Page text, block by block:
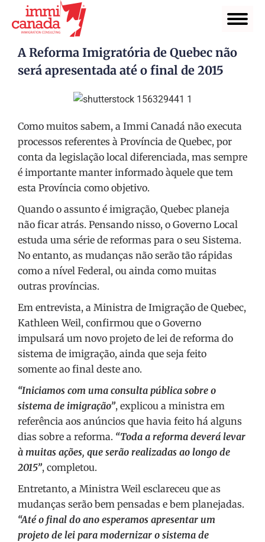
A Reforma Imigratória de Quebec não
será apresentada até o final de 2015
Como muitos sabem, a Immi Canadá não executa
processos referentes à Província de Quebec, por
conta da legislação local diferenciada, mas sempre
é importante manter informado àquele que tem
esta Província como objetivo.
Quando o assunto é imigração, Quebec planeja
não ficar atrás. Pensando nisso, o Governo Local
estuda uma série de reformas para o seu Sistema.
No entanto, as mudanças não serão tão rápidas
como a nível Federal, ou ainda como muitas
outras províncias.
Em entrevista, a Ministra de Imigração de Quebec,
Kathleen Weil, confirmou que o Governo
impulsará um novo projeto de lei de reforma do
sistema de imigração, ainda que seja feito
somente ao final deste ano.
“Iniciamos com uma consulta pública sobre o
sistema de imigração”, explicou a ministra em
referência aos anúncios que havia feito há alguns
dias sobre a reforma. “Toda a reforma deverá levar
à muitas ações, que serão realizadas ao longo de
2015”, completou.
Entretanto, a Ministra Weil esclareceu que as
mudanças serão bem pensadas e bem planejadas.
“Até o final do ano esperamos apresentar um
projeto de lei para modernizar o sistema de